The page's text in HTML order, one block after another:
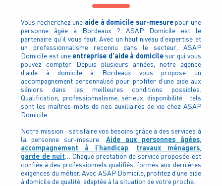
Vous recherchez une aide à domicile sur-mesurepour une
personne âgée à Bordeaux ? ASAP Domicile est le
partenaire qu’il vous faut. Avec un haut niveau d’expertise et
un professionnalisme reconnu dans le secteur, ASAP
Domicile est une entreprise d’aide à domicilesur qui vous
pouvez compter. Depuis plusieurs années, notre agence
d’aide à domicile à Bordeaux vous propose un
accompagnement personnalisé pour profiter d’une aide aux
séniors dans les meilleures conditions possibles.
Qualification, professionnalisme, sérieux, disponibilité : tels
sont les maîtres-mots de nos auxiliaires de vie chez ASAP
Domicile.
Notre mission : satisfaire vos besoins grâce à des services à
la personne sur-mesure. Aide aux personnes âgées,
accompagnement à l’handicap travaux ménagers,
garde de nuit … Chaque prestation de service proposée est
confiée à des professionnels qualifiés, formés aux dernières
exigences du métier. Avec ASAP Domicile, profitez d’une aide
à domicile de qualité, adaptée à la situation de votre proche.